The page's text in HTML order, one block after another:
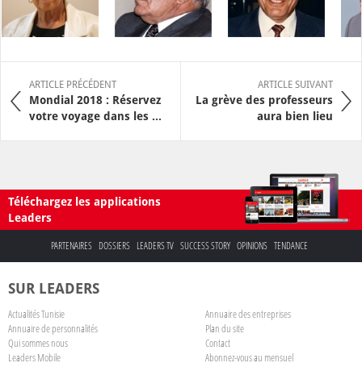
ARTICLE PRÉCÉDENT
Mondial 2018 : Réservez
votre voyage dans les ...
ARTICLE SUIVANT
La grève des professeurs
aura bien lieu
Téléchargez les applications
Leaders
PARTENAIRES DOSSIERS LEADERS TV SUCCESS STORY OPINIONS TENDANCE
SUR LEADERS
Actualités Tunisie
Annuaire des entreprises
Annuaire de personnalités
Plan du site
Qui sommes nous
Contact
Leaders Mobile
Abonnez-vous au mensuel